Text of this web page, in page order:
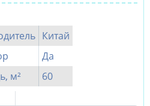
Китай
Да
м²
60